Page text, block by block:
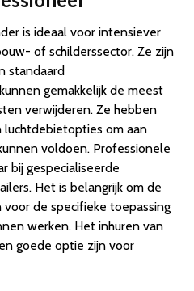
is ideaal voor intensiever
of schilderssector. Ze zijn
standaard
gemakkelijk de meest
verwijderen. Ze hebben
om aan
voldoen. Professionele
bij gespecialiseerde
Het is belangrijk om de
de specifieke toepassing
werken. Het inhuren van
goede optie zijn voor